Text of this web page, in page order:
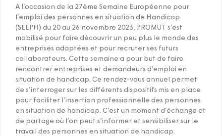
A l’occasion de la 27ème Semaine Européenne pour
l’emploi des personnes en situation de Handicap
(SEEPH) du 20 au 26 novembre 2023, PROMUT s’est
mobilisé pour faire découvrir un peu plus le monde des
entreprises adaptées et pour recruter ses futurs
collaborateurs. Cette semaine a pour but de faire
rencontrer entreprises et demandeurs d’emploi en
situation de handicap. Ce rendez-vous annuel permet
de s’interroger sur les différents dispositifs mis en place
pour faciliter l’insertion professionnelle des personnes
en situation de handicap. C’est un moment d’échange et
de partage où l’on peut s’informer et sensibiliser sur le
travail des personnes en situation de handicap.